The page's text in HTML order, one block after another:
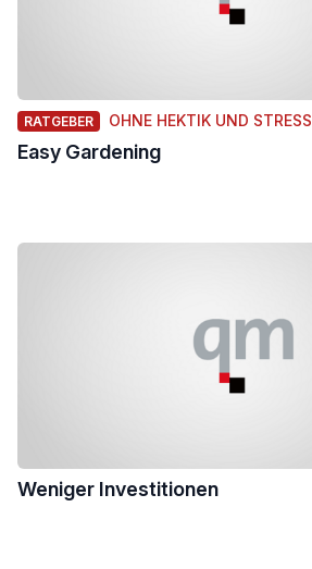
RATGEBER OHNE HEKTIK UND STRESS
Easy Gardening
Weniger Investitionen